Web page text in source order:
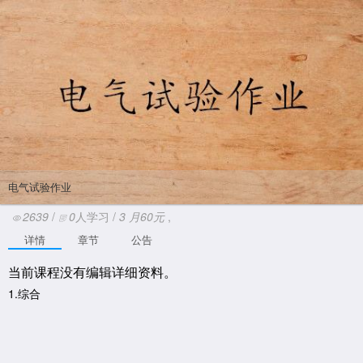
电气试验作业
2639 / 0人学习 / 3 月60元 ,
详情 章节 公告
当前课程没有编辑详细资料。
1.综合